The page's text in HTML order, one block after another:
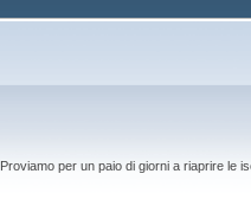
Proviamo per un paio di giorni a riaprire le